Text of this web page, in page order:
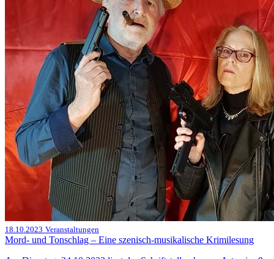
18.10.2023 Veranstaltungen
Mord- und Tonschlag – Eine szenisch-musikalische Krimilesung